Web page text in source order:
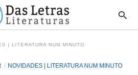
| LITERATURA NUM MINUTO
NOVIDADES | LITERATURA NUM MINUTO